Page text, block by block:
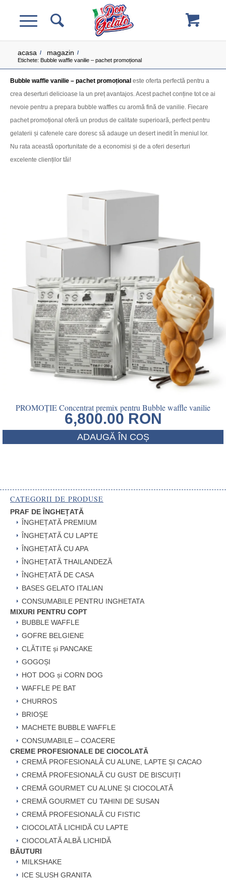
acasa / magazin /
Etichete: Bubble waffle vanilie – pachet promoțional
Bubble waffle vanilie – pachet promoțional este oferta perfectă pentru a
crea deserturi delicioase la un preț avantajos. Acest pachet conține tot ce ai
nevoie pentru a prepara bubble waffles cu aromă fină de vanilie. Fiecare
pachet promoțional oferă un produs de calitate superioară, perfect pentru
gelaterii și cafenele care doresc să adauge un desert inedit în meniul lor.
Nu rata această oportunitate de a economisi și de a oferi deserturi
excelente clienților tăi!
PROMOȚIE Concentrat premix pentru Bubble waffle vanilie
6,800.00 RON
ADAUGĂ ÎN COȘ
CATEGORII DE PRODUSE
PRAF DE ÎNGHEȚATĂ
ÎNGHEȚATĂ PREMIUM
ÎNGHEȚATĂ CU LAPTE
ÎNGHEȚATĂ CU APA
ÎNGHEȚATĂ THAILANDEZĂ
ÎNGHEȚATĂ DE CASA
BASES GELATO ITALIAN
CONSUMABILE PENTRU INGHETATA
MIXURI PENTRU COPT
BUBBLE WAFFLE
GOFRE BELGIENE
CLĂTITE și PANCAKE
GOGOȘI
HOT DOG și CORN DOG
WAFFLE PE BAT
CHURROS
BRIOȘE
MACHETE BUBBLE WAFFLE
CONSUMABILE – COACERE
CREME PROFESIONALE DE CIOCOLATĂ
CREMĂ PROFESIONALĂ CU ALUNE, LAPTE ȘI CACAO
CREMĂ PROFESIONALĂ CU GUST DE BISCUIȚI
CREMĂ GOURMET CU ALUNE ȘI CIOCOLATĂ
CREMĂ GOURMET CU TAHINI DE SUSAN
CREMĂ PROFESIONALĂ CU FISTIC
CIOCOLATĂ LICHIDĂ CU LAPTE
CIOCOLATĂ ALBĂ LICHIDĂ
BĂUTURI
MILKSHAKE
ICE SLUSH GRANITA